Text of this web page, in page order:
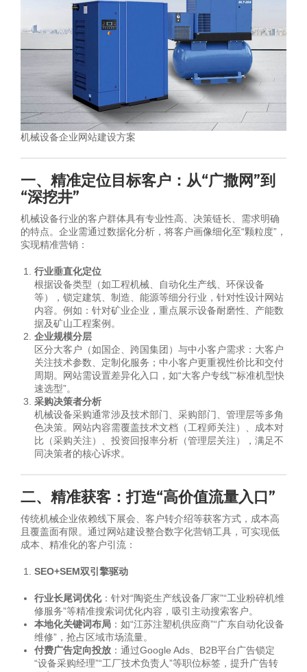
机械设备企业网站建设方案
一、精准定位目标客户：从“广撒网”到
“深挖井”
机械设备行业的客户群体具有专业性高、决策链长、需求明确
的特点。企业需通过数据化分析，将客户画像细化至“颗粒度”，
实现精准营销：
行业垂直化定位
根据设备类型（如工程机械、自动化生产线、环保设备
等），锁定建筑、制造、能源等细分行业，针对性设计网站
内容。例如：针对矿业企业，重点展示设备耐磨性、产能数
据及矿山工程案例。
企业规模分层
区分大客户（如国企、跨国集团）与中小客户需求：大客户
关注技术参数、定制化服务；中小客户更重视性价比和交付
周期。网站需设置差异化入口，如“大客户专线”“标准机型快
速选型”。
采购决策者分析
机械设备采购通常涉及技术部门、采购部门、管理层等多角
色决策。网站内容需覆盖技术文档（工程师关注）、成本对
比（采购关注）、投资回报率分析（管理层关注），满足不
同决策者的核心诉求。
二、精准获客：打造“高价值流量入口”
传统机械企业依赖线下展会、客户转介绍等获客方式，成本高
且覆盖面有限。通过网站建设整合数字化营销工具，可实现低
成本、精准化的客户引流：
SEO+SEM双引擎驱动
行业长尾词优化：针对“陶瓷生产线设备厂家”“工业粉碎机维
修服务”等精准搜索词优化内容，吸引主动搜索客户。
本地化关键词布局 ：如“江苏注塑机供应商”“广东自动化设备
维修”，抢占区域市场流量。
付费广告定向投放 ：通过Google Ads、B2B平台广告锁定
“设备采购经理”“工厂技术负责人”等职位标签，提升广告转